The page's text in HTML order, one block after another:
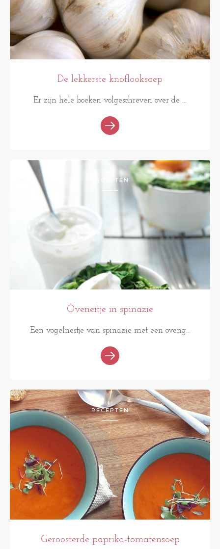
De lekkerste knoflooksoep
Er zijn hele boeken volgeschreven over de ...
RECEPTEN
Oveneitje in spinazie
Een vogelnestje van spinazie met een oveng...
RECEPTEN
Geroosterde paprika-tomatensoep